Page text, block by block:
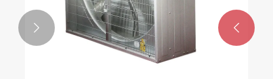

